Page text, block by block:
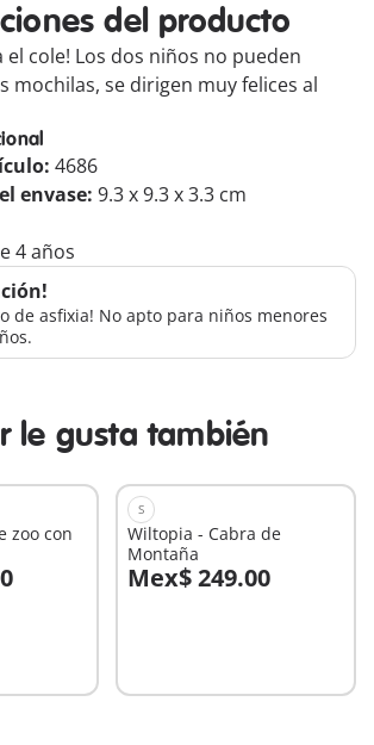
del producto
el cole! Los dos niños no pueden
mochilas, se dirigen muy felices al
4686
envase: 9.3 x 9.3 x 3.3 cm
4 años
de asfixia! No apto para niños menores
le gusta también
zoo con
S
Wiltopia - Cabra de
Montaña
Mex$ 249.00
A la cesta